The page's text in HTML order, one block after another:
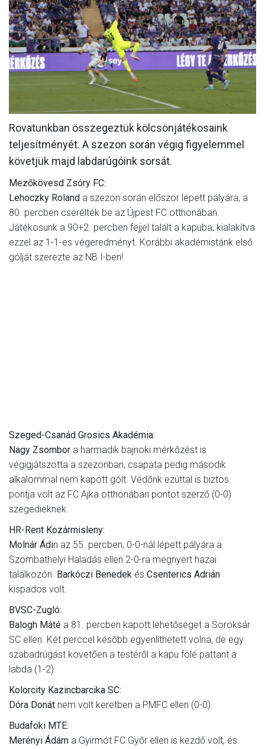
MÉRKŐZÉSEK
KLUB
GALÉRIA
SZURKOLÓI ÉLMÉNYEK
AKKREDITÁCIÓ
Rovatunkban összegeztük kölcsönjátékosaink
teljesítményét. A szezon során végig figyelemmel
követjük majd labdarúgóink sorsát.
Mezőkövesd Zsóry FC:
Lehoczky Roland a szezon során először lépett pályára, a
80. percben cserélték be az Újpest FC otthonában.
Játékosunk a 90+2. percben fejjel talált a kapuba, kialakítva
ezzel az 1-1-es végeredményt. Korábbi akadémistánk első
gólját szerezte az NB I-ben!
Szeged-Csanád Grosics Akadémia:
Nagy Zsombor a harmadik bajnoki mérkőzést is
végigjátszotta a szezonban, csapata pedig második
alkalommal nem kapott gólt. Védőnk ezúttal is biztos
pontja volt az FC Ajka otthonában pontot szerző (0-0)
szegedieknek.
HR-Rent Kozármisleny:
Molnár Ádin az 55. percben, 0-0-nál lépett pályára a
Szombathelyi Haladás ellen 2-0-ra megnyert hazai
találkozón. Barkóczi Benedek és Csenterics Adrián
kispados volt.
BVSC-Zugló:
Balogh Máté a 81. percben kapott lehetőséget a Soroksár
SC ellen. Két perccel később egyenlíthetett volna, de egy
szabadrúgást követően a testéről a kapu fölé pattant a
labda (1-2).
Kolorcity Kazincbarcika SC:
Dóra Donát nem volt keretben a PMFC ellen (0-0).
Budafoki MTE:
Merényi Ádám a Gyirmót FC Győr ellen is kezdő volt, és